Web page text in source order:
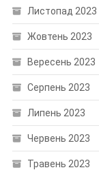
Листопад 2023
Жовтень 2023
Вересень 2023
Серпень 2023
Липень 2023
Червень 2023
Травень 2023